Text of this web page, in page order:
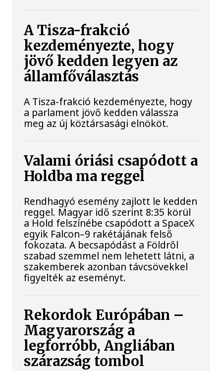
A Tisza-frakció
kezdeményezte, hogy
jövő kedden legyen az
államfőválasztás
A Tisza-frakció kezdeményezte, hogy
a parlament jövő kedden válassza
meg az új köztársasági elnököt.
Valami óriási csapódott a
Holdba ma reggel
Rendhagyó esemény zajlott le kedden
reggel. Magyar idő szerint 8:35 körül
a Hold felszínébe csapódott a SpaceX
egyik Falcon–9 rakétájának felső
fokozata. A becsapódást a Földről
szabad szemmel nem lehetett látni, a
szakemberek azonban távcsövekkel
figyelték az eseményt.
Rekordok Európában –
Magyarország a
legforróbb, Angliában
szárazság tombol